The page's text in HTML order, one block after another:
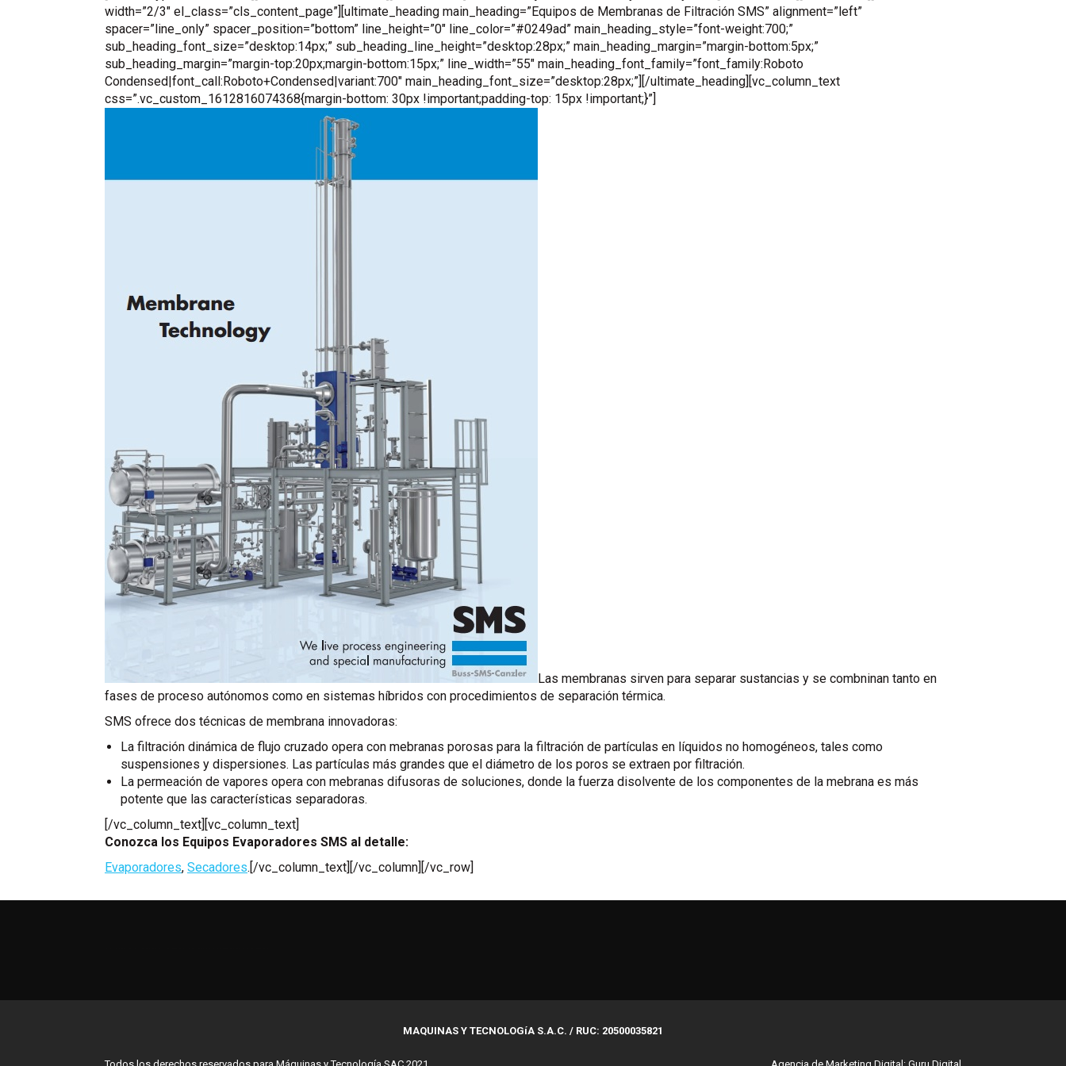
width=”2/3″ el_class=”cls_content_page”][ultimate_heading main_heading=”Equipos de Membranas de Filtración SMS” alignment=”left”
spacer=”line_only” spacer_position=”bottom” line_height=”0″ line_color=”#0249ad” main_heading_style=”font-weight:700;”
sub_heading_font_size=”desktop:14px;” sub_heading_line_height=”desktop:28px;” main_heading_margin=”margin-bottom:5px;”
sub_heading_margin=”margin-top:20px;margin-bottom:15px;” line_width=”55″ main_heading_font_family=”font_family:Roboto
Condensed|font_call:Roboto+Condensed|variant:700″ main_heading_font_size=”desktop:28px;”][/ultimate_heading][vc_column_text
css=”.vc_custom_1612816074368{margin-bottom: 30px !important;padding-top: 15px !important;}”]
Las membranas sirven para separar sustancias y se combninan tanto en
fases de proceso autónomos como en sistemas híbridos con procedimientos de separación térmica.
SMS ofrece dos técnicas de membrana innovadoras:
La filtración dinámica de flujo cruzado opera con mebranas porosas para la filtración de partículas en líquidos no homogéneos, tales como
suspensiones y dispersiones. Las partículas más grandes que el diámetro de los poros se extraen por filtración.
La permeación de vapores opera con mebranas difusoras de soluciones, donde la fuerza disolvente de los componentes de la mebrana es más
potente que las características separadoras.
[/vc_column_text][vc_column_text]
Conozca los Equipos Evaporadores SMS al detalle:
Evaporadores, Secadores.[/vc_column_text][/vc_column][/vc_row]
MAQUINAS Y TECNOLOGíA S.A.C. / RUC: 20500035821
Todos los derechos reservados para Máquinas y Tecnología SAC 2021 Agencia de Marketing Digital: Guru Digital